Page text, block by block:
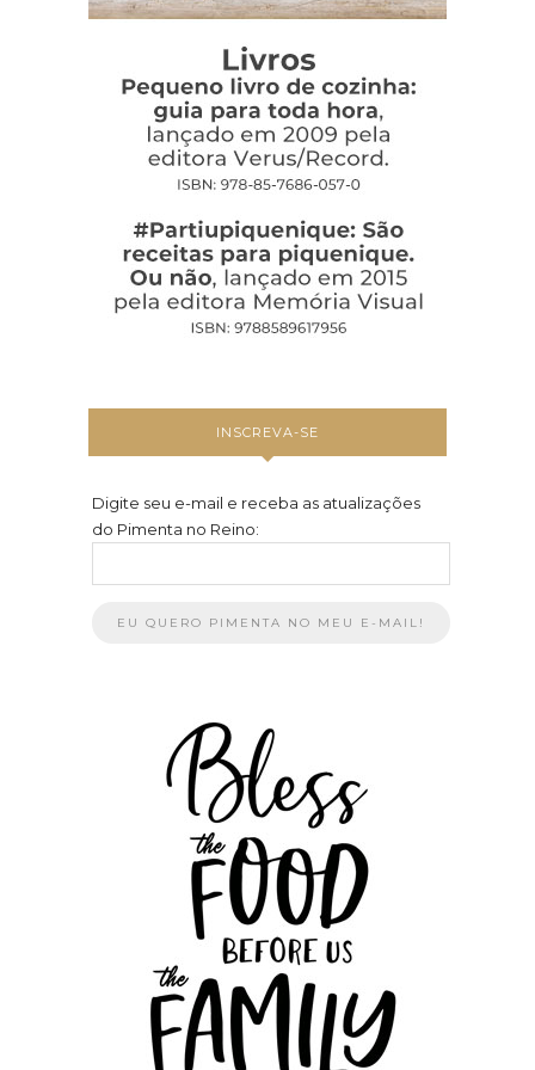
INSCREVA-SE
Digite seu e-mail e receba as atualizações
do Pimenta no Reino: